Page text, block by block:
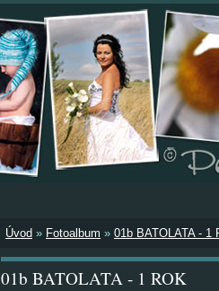
Úvod » Fotoalbum » 01b BATOLATA - 1
01b BATOLATA - 1 ROK